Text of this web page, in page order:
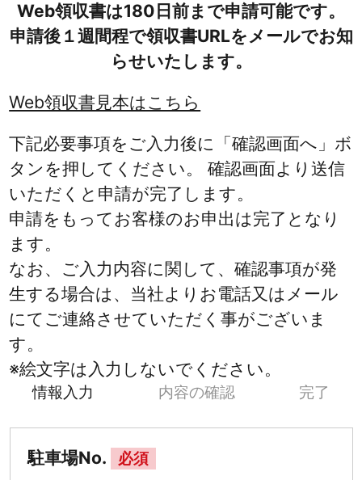
Web領収書は180日前まで申請可能です。
申請後１週間程で領収書URLをメールでお知
らせいたします。
Web領収書見本はこちら
下記必要事項をご入力後に「確認画面へ」ボ
タンを押してください。 確認画面より送信
いただくと申請が完了します。
申請をもってお客様のお申出は完了となり
ます。
なお、ご入力内容に関して、確認事項が発
生する場合は、当社よりお電話又はメール
にてご連絡させていただく事がございま
す。
※絵文字は入力しないでください。
情報入力 内容の確認 完了
駐車場No. 必須